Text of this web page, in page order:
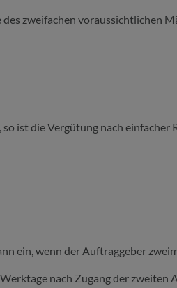
zweifachen voraussichtlichen
ist die Vergütung nach einfacher
ein, wenn der Auftraggeber
nach Zugang der zweiten